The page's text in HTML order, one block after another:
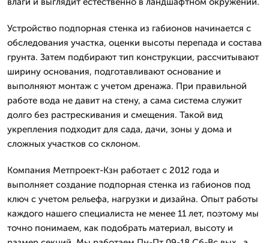
Устройство подпорная стенка из габионов начинается с
обследования участка, оценки высоты перепада и состава
грунта. Затем подбирают тип конструкции, рассчитывают
ширину основания, подготавливают основание и
выполняют монтаж с учетом дренажа. При правильной
работе вода не давит на стену, а сама система служит
долго без растрескивания и смещения. Такой вид
укрепления подходит для сада, дачи, зоны у дома и
сложных участков со склоном.
Компания Метпроект-Кзн работает с 2012 года и
выполняет создание подпорная стенка из габионов под
ключ с учетом рельефа, нагрузки и дизайна. Опыт работы
каждого нашего специалиста не менее 11 лет, поэтому мы
точно понимаем, как подобрать материал, высоту и